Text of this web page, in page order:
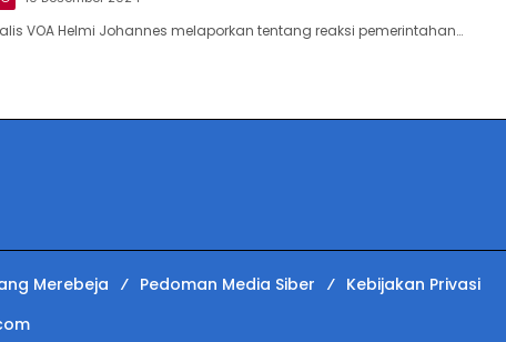
VOA Helmi Johannes melaporkan tentang reaksi pemerintahan…
Merebeja Pedoman Media Siber
Kebijakan Privasi